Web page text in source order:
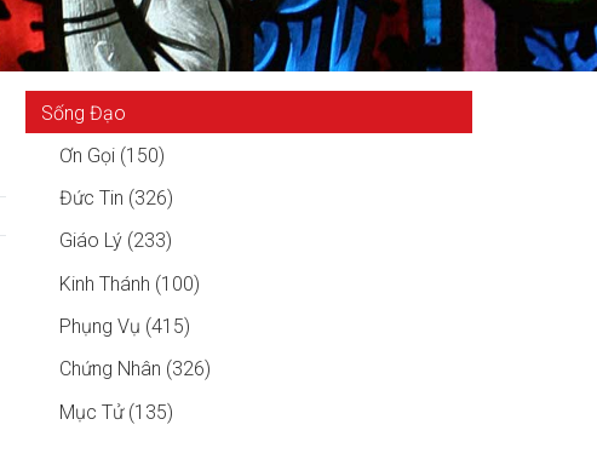
Sống Đạo
Ơn Gọi (150)
Đức Tin (326)
Giáo Lý (233)
Kinh Thánh (100)
Phụng Vụ (415)
Chứng Nhân (326)
Mục Tử (135)